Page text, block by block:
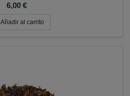
Precio
6,00 €
Añadir al carrito